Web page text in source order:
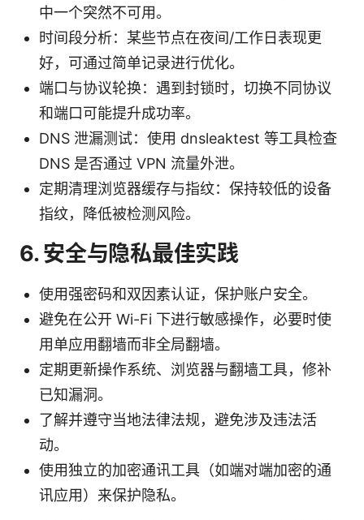
中一个突然不可用。
时间段分析：某些节点在夜间/工作日表现更
好，可通过简单记录进行优化。
端口与协议轮换：遇到封锁时，切换不同协议
和端口可能提升成功率。
DNS 泄漏测试：使用 dnsleaktest 等工具检查
DNS 是否通过 VPN 流量外泄。
定期清理浏览器缓存与指纹：保持较低的设备
指纹，降低被检测风险。
6. 安全与隐私最佳实践
使用强密码和双因素认证，保护账户安全。
避免在公开 Wi-Fi 下进行敏感操作，必要时使
用单应用翻墙而非全局翻墙。
定期更新操作系统、浏览器与翻墙工具，修补
已知漏洞。
了解并遵守当地法律法规，避免涉及违法活
动。
使用独立的加密通讯工具（如端对端加密的通
讯应用）来保护隐私。